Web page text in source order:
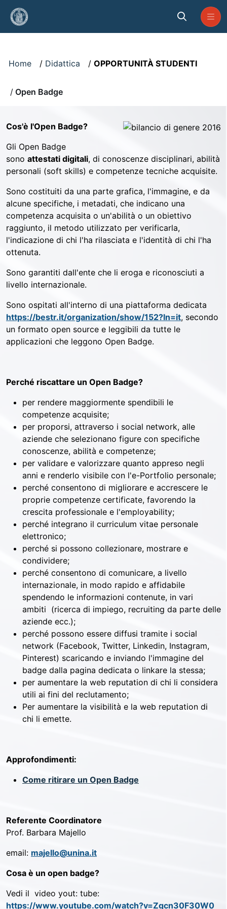
Skip to Main Content
Home Didattica OPPORTUNITÀ STUDENTI
Open Badge
Cos'è l'Open Badge?
Gli Open Badge
sono attestati digitali, di conoscenze disciplinari, abilità
personali (soft skills) e competenze tecniche acquisite.
Sono costituiti da una parte grafica, l'immagine, e da
alcune specifiche, i metadati, che indicano una
competenza acquisita o un'abilità o un obiettivo
raggiunto, il metodo utilizzato per verificarla,
l'indicazione di chi l'ha rilasciata e l'identità di chi l'ha
ottenuta.
Sono garantiti dall'ente che li eroga e riconosciuti a
livello internazionale.
Sono ospitati all'interno di una piattaforma dedicata
https://bestr.it/organization/show/152?ln=it, secondo
un formato open source e leggibili da tutte le
applicazioni che leggono Open Badge.
Perché riscattare un Open Badge?
per rendere maggiormente spendibili le
competenze acquisite;
per proporsi, attraverso i social network, alle
aziende che selezionano figure con specifiche
conoscenze, abilità e competenze;
per validare e valorizzare quanto appreso negli
anni e renderlo visibile con l'e-Portfolio personale;
perché consentono di migliorare e accrescere le
proprie competenze certificate, favorendo la
crescita professionale e l'employability;
perché integrano il curriculum vitae personale
elettronico;
perché si possono collezionare, mostrare e
condividere;
perché consentono di comunicare, a livello
internazionale, in modo rapido e affidabile
spendendo le informazioni contenute, in vari
ambiti (ricerca di impiego, recruiting da parte delle
aziende ecc.);
perché possono essere diffusi tramite i social
network (Facebook, Twitter, Linkedin, Instagram,
Pinterest) scaricando e inviando l'immagine del
badge dalla pagina dedicata o linkare la stessa;
per aumentare la web reputation di chi li considera
utili ai fini del reclutamento;
Per aumentare la visibilità e la web reputation di
chi li emette.
Approfondimenti:
Come ritirare un Open Badge
Referente Coordinatore
Prof. Barbara Majello
email: majello@unina.it
Cosa è un open badge?
Vedi il video yout: tube:
https://www.youtube.com/watch?v=Zgcn30F30W0